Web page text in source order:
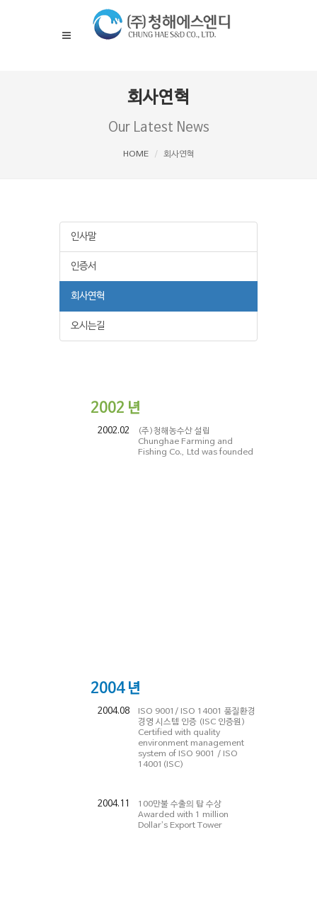
회사연혁
Our Latest News
HOME 회사연혁
인사말
인증서
회사연혁
오시는길
2002 년
2002.02
(주)청해농수산 설립
Chunghae Farming and
Fishing Co., Ltd was founded
2004 년
2004.08
ISO 9001/ ISO 14001 품질환경
경영 시스템 인증 (ISC 인증원)
Certified with quality
environment management
system of ISO 9001 / ISO
14001(ISC)
2004.11
100만불 수출의 탑 수상
Awarded with 1 million
Dollar’s Export Tower